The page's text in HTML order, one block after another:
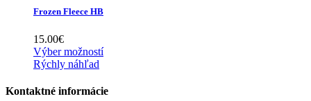
Frozen Fleece HB
15.00€
Výber možností
Rýchly náhľad
Kontaktné informácie